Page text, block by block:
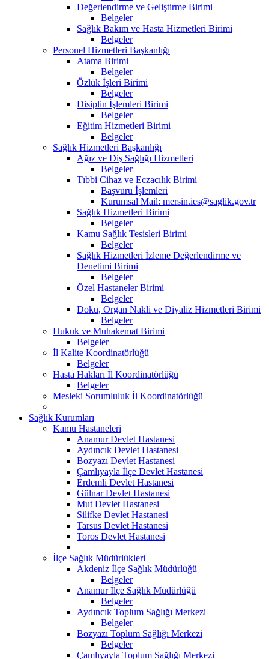
Değerlendirme ve Geliştirme Birimi
Belgeler
Sağlık Bakım ve Hasta Hizmetleri Birimi
Belgeler
Personel Hizmetleri Başkanlığı
Atama Birimi
Belgeler
Özlük İşleri Birimi
Belgeler
Disiplin İşlemleri Birimi
Belgeler
Eğitim Hizmetleri Birimi
Belgeler
Sağlık Hizmetleri Başkanlığı
Ağız ve Diş Sağlığı Hizmetleri
Belgeler
Tıbbi Cihaz ve Eczacılık Birimi
Başvuru İşlemleri
Kurumsal Mail: mersin.ies@saglik.gov.tr
Sağlık Hizmetleri Birimi
Belgeler
Kamu Sağlık Tesisleri Birimi
Belgeler
Sağlık Hizmetleri İzleme Değerlendirme ve
Denetimi Birimi
Belgeler
Özel Hastaneler Birimi
Belgeler
Doku, Organ Nakli ve Diyaliz Hizmetleri Birimi
Belgeler
Hukuk ve Muhakemat Birimi
Belgeler
İl Kalite Koordinatörlüğü
Belgeler
Hasta Hakları İl Koordinatörlüğü
Belgeler
Mesleki Sorumluluk İl Koordinatörlüğü
Sağlık Kurumları
Kamu Hastaneleri
Anamur Devlet Hastanesi
Aydıncık Devlet Hastanesi
Bozyazı Devlet Hastanesi
Çamlıyayla İlçe Devlet Hastanesi
Erdemli Devlet Hastanesi
Gülnar Devlet Hastanesi
Mut Devlet Hastanesi
Silifke Devlet Hastanesi
Tarsus Devlet Hastanesi
Toros Devlet Hastanesi
İlçe Sağlık Müdürlükleri
Akdeniz İlçe Sağlık Müdürlüğü
Belgeler
Anamur İlçe Sağlık Müdürlüğü
Belgeler
Aydıncık Toplum Sağlığı Merkezi
Belgeler
Bozyazı Toplum Sağlığı Merkezi
Belgeler
Çamlıyayla Toplum Sağlığı Merkezi